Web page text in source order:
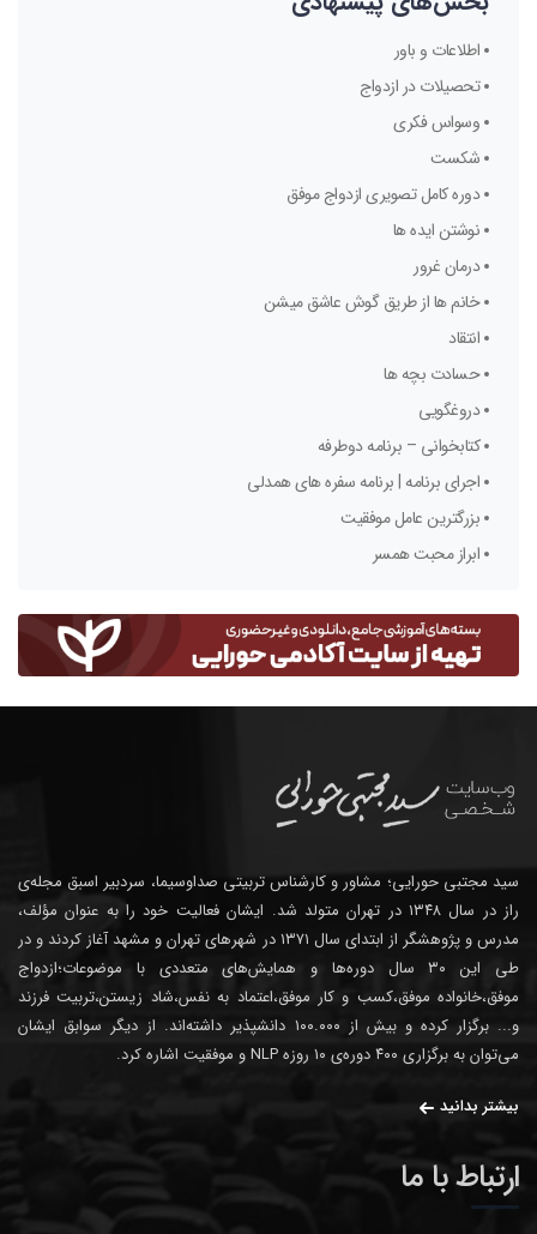
اطلاعات و باور
تحصیلات در ازدواج
وسواس فکری
شکست
دوره کامل تصویری ازدواج موفق
نوشتن ایده ها
درمان غرور
خانم ها از طریق گوش عاشق میشن
انتقاد
حسادت بچه ها
دروغگویی
کتابخوانی – برنامه دوطرفه
اجرای برنامه | برنامه سفره های همدلی
بزرگترین عامل موفقیت
ابراز محبت همسر
سید مجتبی حورایی؛ مشاور و کارشناس تربیتی صداوسیما، سردبیر اسبق مجله‌ی
راز در سال ۱۳۴۸ در تهران متولد شد. ایشان فعالیت خود را به عنوان مؤلف،
مدرس و پژوهشگر از ابتدای سال ۱۳۷۱ در شهرهای تهران و مشهد آغاز کردند و در
طی این ۳۰ سال دوره‌ها و همایش‌های متعددی با موضوعات؛ازدواج
موفق،خانواده موفق،کسب و کار موفق،اعتماد به نفس،شاد زیستن،تربیت فرزند
و... برگزار کرده و بیش از ۱۰۰.۰۰۰ دانشپذیر داشته‌اند. از دیگر سوابق ایشان
می‌توان به برگزاری ۴۰۰ دوره‌ی ۱۰ روزه NLP و موفقیت اشاره کرد.
بیشتر بدانید
ارتباط با ما